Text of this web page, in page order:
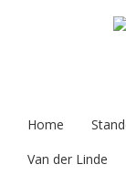
Home
Van der Linde